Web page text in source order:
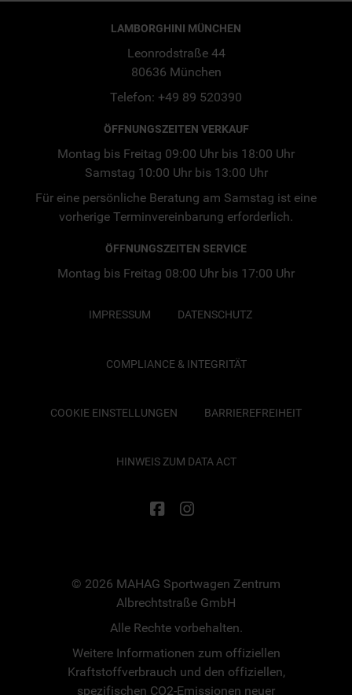
LAMBORGHINI MÜNCHEN
Leonrodstraße 44
80636 München
Telefon: +49 89 520390
ÖFFNUNGSZEITEN VERKAUF
Montag bis Freitag 09:00 Uhr bis 18:00 Uhr
Samstag 10:00 Uhr bis 13:00 Uhr
Für eine persönliche Beratung am Samstag ist eine
vorherige Terminvereinbarung erforderlich.
ÖFFNUNGSZEITEN SERVICE
Montag bis Freitag 08:00 Uhr bis 17:00 Uhr
IMPRESSUM DATENSCHUTZ
COMPLIANCE & INTEGRITÄT
COOKIE EINSTELLUNGEN BARRIEREFREIHEIT
HINWEIS ZUM DATA ACT
© 2026 MAHAG Sportwagen Zentrum
Albrechtstraße GmbH
Alle Rechte vorbehalten.
Weitere Informationen zum offiziellen
Kraftstoffverbrauch und den offiziellen,
spezifischen CO2-Emissionen neuer